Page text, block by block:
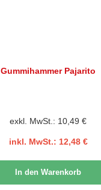
Gummihammer Pajarito
exkl. MwSt.: 10,49 €
inkl. MwSt.: 12,48 €
In den Warenkorb